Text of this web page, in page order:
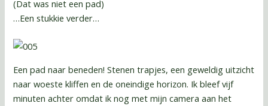
(Dat was niet een pad)
…Een stukkie verder…
Een pad naar beneden! Stenen trapjes, een geweldig uitzicht
naar woeste kliffen en de oneindige horizon. Ik bleef vijf
minuten achter omdat ik nog met mijn camera aan het